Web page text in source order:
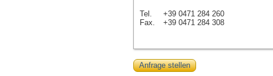
Tel.
+39 0471 284 260
Fax.
+39 0471 284 308
Anfrage stellen